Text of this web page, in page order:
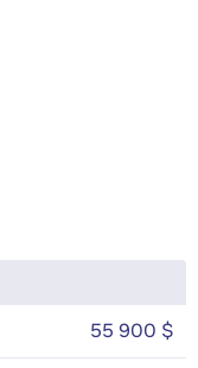
55 900 $